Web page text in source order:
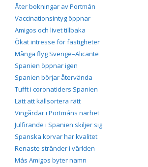
Åter bokningar av Portmán
Vaccinationsintyg öppnar
Amigos och livet tillbaka
Ökat intresse för fastigheter
Många flyg Sverige–Alicante
Spanien öppnar igen
Spanien börjar återvända
Tufft i coronatiders Spanien
Lätt att källsortera rätt
Vingårdar i Portmáns närhet
Julfirande i Spanien skiljer sig
Spanska korvar har kvalitet
Renaste stränder i världen
Más Amigos byter namn